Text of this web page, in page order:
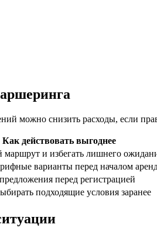
можно снизить расходы, если
Как действовать выгоднее
и избегать лишнего
варианты перед началом
перед регистрацией
подходящие условия заранее